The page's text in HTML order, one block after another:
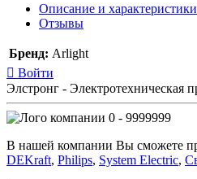
Описание и характеристики
Отзывы
Бренд: Arlight
Войти
Элстронг - Электротехническая
0 - 9999999
В нашей компании Вы сможете
DEKraft, Philips, System Electric,